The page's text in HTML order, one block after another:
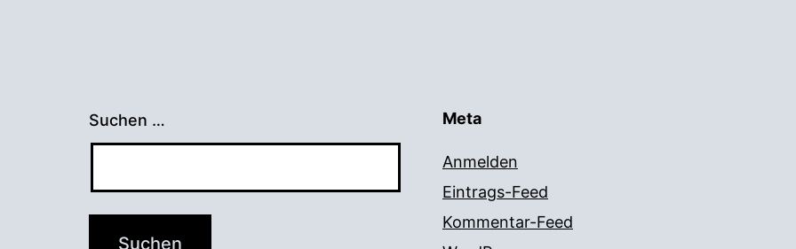
Suchen … Meta
Anmelden
Eintrags-Feed
Kommentar-Feed